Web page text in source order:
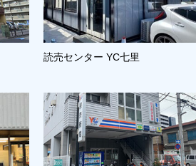
読売センター YC七里